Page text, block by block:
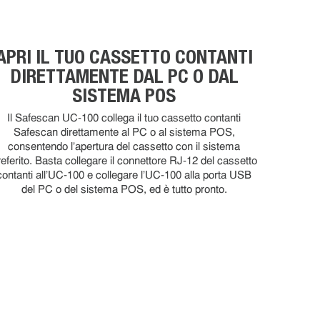
IL TUO CASSETTO CONTANTI
DIRETTAMENTE DAL PC O DAL
SISTEMA POS
Il Safescan UC-100 collega il tuo cassetto contanti
Safescan direttamente al PC o al sistema POS,
consentendo l'apertura del cassetto con il sistema
Basta collegare il connettore RJ-12 del cassetto
all'UC-100 e collegare l'UC-100 alla porta USB
del PC o del sistema POS, ed è tutto pronto.